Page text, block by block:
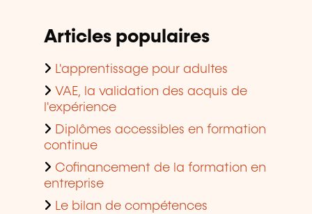
Articles populaires
L'apprentissage pour adultes
VAE, la validation des acquis de
l'expérience
Diplômes accessibles en formation
continue
Cofinancement de la formation en
entreprise
Le bilan de compétences